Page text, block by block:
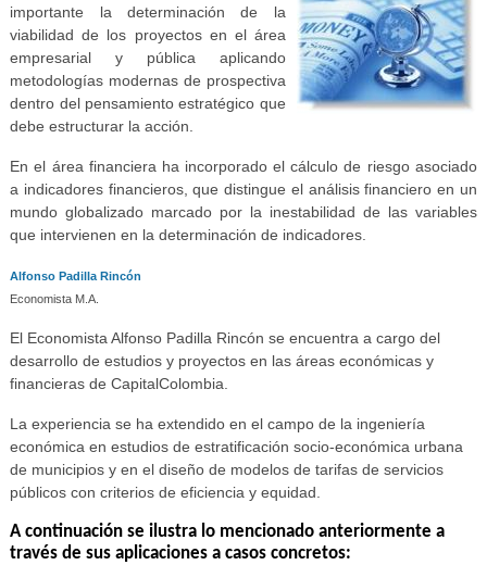
importante la determinación de la
viabilidad de los proyectos en el área
empresarial y pública aplicando
metodologías modernas de prospectiva
dentro del pensamiento estratégico que
debe estructurar la acción.
En el área financiera ha incorporado el cálculo de riesgo asociado
a indicadores financieros, que distingue el análisis financiero en un
mundo globalizado marcado por la inestabilidad de las variables
que intervienen en la determinación de indicadores.
Alfonso Padilla Rincón
Economista M.A.
El Economista Alfonso Padilla Rincón se encuentra a cargo del
desarrollo de estudios y proyectos en las áreas económicas y
financieras de CapitalColombia.
La experiencia se ha extendido en el campo de la ingeniería
económica en estudios de estratificación socio-económica urbana
de municipios y en el diseño de modelos de tarifas de servicios
públicos con criterios de eficiencia y equidad.
A continuación se ilustra lo mencionado anteriormente a
través de sus aplicaciones a casos concretos: